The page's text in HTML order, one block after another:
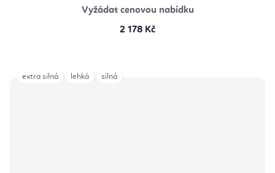
Vyžádat cenovou nabídku
2 178 Kč
extra silná lehká silná